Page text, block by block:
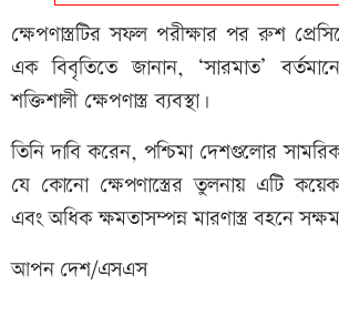
ক্ষেপণাস্ত্রটির সফল পরীক্ষার পর রুশ
এক বিবৃতিতে জানান, ‘সারমাত’
শক্তিশালী ক্ষেপণাস্ত্র ব্যবস্থা।
তিনি দাবি করেন, পশ্চিমা দেশগুলোর
যে কোনো ক্ষেপণাস্ত্রের তুলনায় এটি
এবং অধিক ক্ষমতাসম্পন্ন মারণাস্ত্র বহনে
আপন দেশ/এসএস